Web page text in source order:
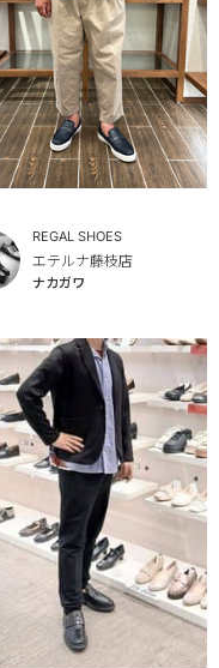
REGAL SHOES
エテルナ藤枝店
ナカガワ